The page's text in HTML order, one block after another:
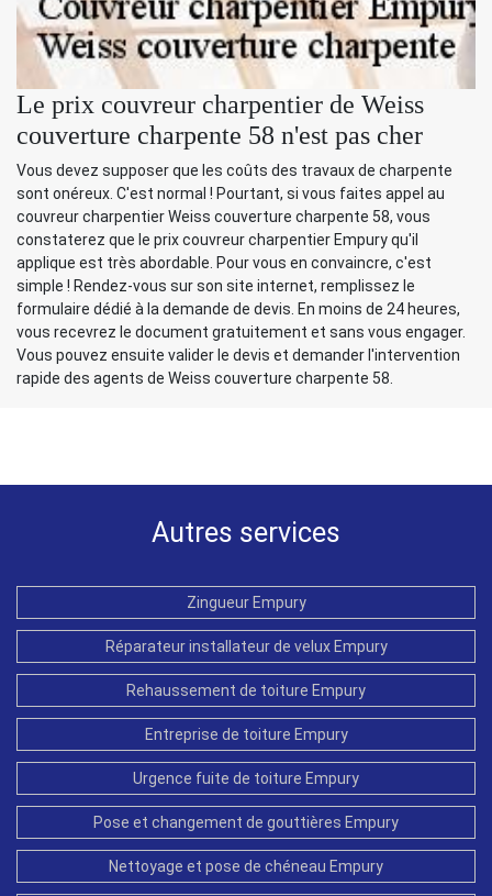
Le prix couvreur charpentier de Weiss
couverture charpente 58 n'est pas cher
Vous devez supposer que les coûts des travaux de charpente
sont onéreux. C'est normal ! Pourtant, si vous faites appel au
couvreur charpentier Weiss couverture charpente 58, vous
constaterez que le prix couvreur charpentier Empury qu'il
applique est très abordable. Pour vous en convaincre, c'est
simple ! Rendez-vous sur son site internet, remplissez le
formulaire dédié à la demande de devis. En moins de 24 heures,
vous recevrez le document gratuitement et sans vous engager.
Vous pouvez ensuite valider le devis et demander l'intervention
rapide des agents de Weiss couverture charpente 58.
Autres services
Zingueur Empury
Réparateur installateur de velux Empury
Rehaussement de toiture Empury
Entreprise de toiture Empury
Urgence fuite de toiture Empury
Pose et changement de gouttières Empury
Nettoyage et pose de chéneau Empury